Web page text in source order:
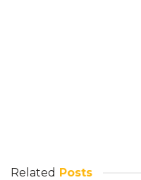
Related Posts